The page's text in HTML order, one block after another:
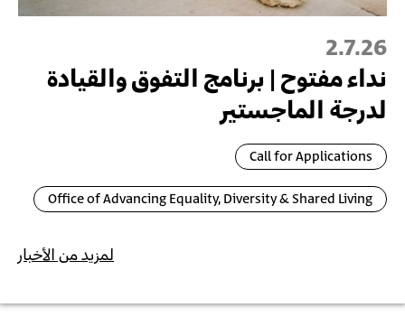
2.7.26
نداء مفتوح | برنامج التفوق والقيادة
لدرجة الماجستير
Call for Applications
Office of Advancing Equality, Diversity & Shared Living
لمزيد من الأخبار